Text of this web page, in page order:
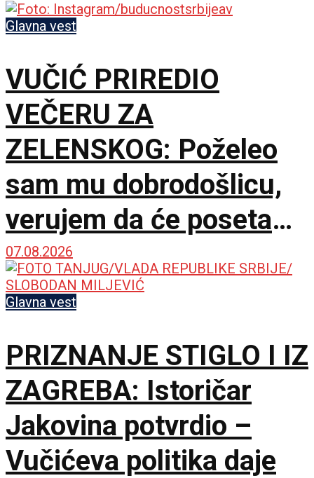
Glavna vest
VUČIĆ PRIREDIO
VEČERU ZA
ZELENSKOG: Poželeo
sam mu dobrodošlicu,
verujem da će poseta
doprineti razvoju
odnosa
07.08.2026
Glavna vest
PRIZNANJE STIGLO I IZ
ZAGREBA: Istoričar
Jakovina potvrdio –
Vučićeva politika daje